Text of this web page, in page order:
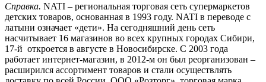
Справка. NATI – региональная торговая сеть супермаркетов
детских товаров, основанная в 1993 году. NATI в переводе с
латыни означает «дети». На сегодняшний день сеть
насчитывает 16 магазинов во всех крупных городах Сибири,
17-й откроется в августе в Новосибирске. С 2003 года
работает интернет-магазин, в 2012-м он был реорганизован –
расширился ассортимент товаров и стали осуществлять